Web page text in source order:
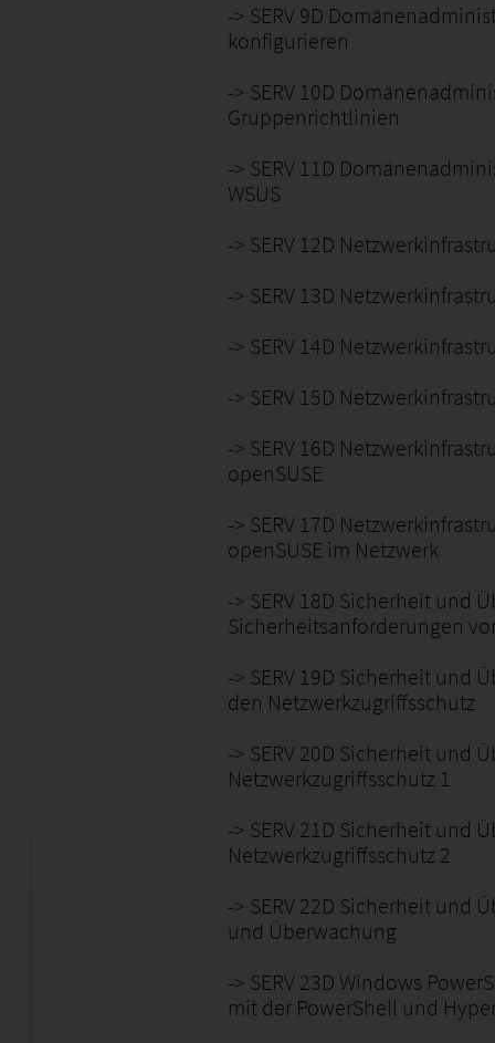
-> SERV 9D
konfigurieren
-> SERV 10D
Gruppenrichtlinien
-> SERV 11D
WSUS
-> SERV 12D
-> SERV 13D
-> SERV 14D
-> SERV 15D
-> SERV 16D
openSUSE
-> SERV 17D
openSUSE im Netzwerk
-> SERV 18D Sicherheit und
Sicherheitsanforderungen
-> SERV 19D Sicherheit und
den Netzwerkzugriffsschutz
-> SERV 20D Sicherheit und
Netzwerkzugriffsschutz 1
-> SERV 21D Sicherheit und
Netzwerkzugriffsschutz 2
-> SERV 22D Sicherheit und
und Überwachung
-> SERV 23D Windows
mit der PowerShell und